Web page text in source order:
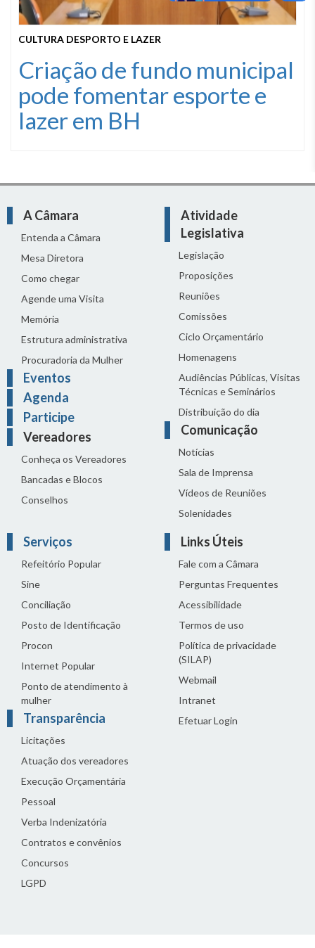
CULTURA DESPORTO E LAZER
Criação de fundo municipal
pode fomentar esporte e
lazer em BH
A Câmara
Entenda a Câmara
Mesa Diretora
Como chegar
Agende uma Visita
Memória
Estrutura administrativa
Procuradoria da Mulher
Eventos
Agenda
Participe
Vereadores
Conheça os Vereadores
Bancadas e Blocos
Conselhos
Atividade
Legislativa
Legislação
Proposições
Reuniões
Comissões
Ciclo Orçamentário
Homenagens
Audiências Públicas, Visitas
Técnicas e Seminários
Distribuição do dia
Comunicação
Notícias
Sala de Imprensa
Vídeos de Reuniões
Solenidades
Serviços
Refeitório Popular
Sine
Conciliação
Posto de Identificação
Procon
Internet Popular
Ponto de atendimento à
mulher
Transparência
Licitações
Atuação dos vereadores
Execução Orçamentária
Pessoal
Verba Indenizatória
Contratos e convênios
Concursos
LGPD
Links Úteis
Fale com a Câmara
Perguntas Frequentes
Acessibilidade
Termos de uso
Política de privacidade
(SILAP)
Webmail
Intranet
Efetuar Login